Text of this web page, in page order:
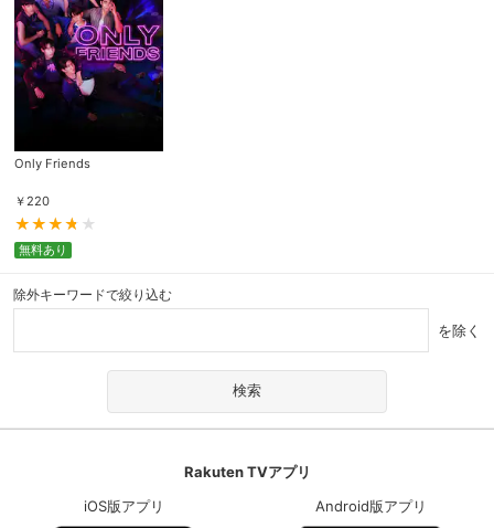
Only Friends
￥ 220
無料あり
除外キーワードで絞り込む
を除く
Rakuten TVアプリ
iOS版アプリ
Android版アプリ